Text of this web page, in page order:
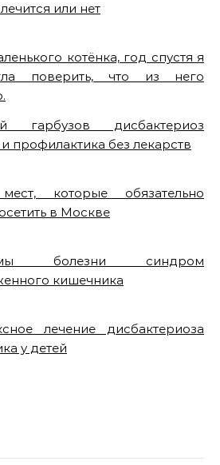
или нет
котёнка, год спустя я
поверить, что из него
гарбузов дисбактериоз
профилактика без лекарств
которые обязательно
в Москве
болезни синдром
кишечника
лечение дисбактериоза
у детей